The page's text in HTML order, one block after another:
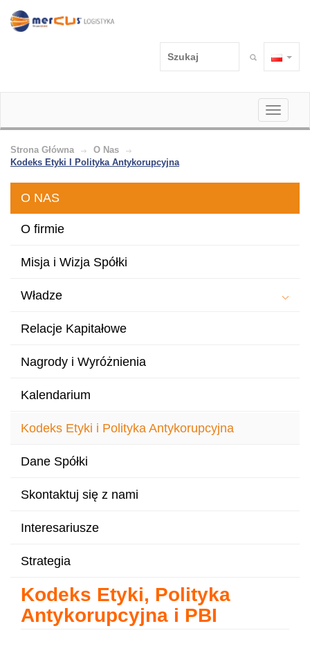
Toggle
Strona Główna
O Nas
Kodeks Etyki I Polityka Antykorupcyjna
O NAS
O firmie
Misja i Wizja Spółki
Władze
Relacje Kapitałowe
Nagrody i Wyróżnienia
Kalendarium
Kodeks Etyki i Polityka Antykorupcyjna
Dane Spółki
Skontaktuj się z nami
Interesariusze
Strategia
Kodeks Etyki, Polityka
Antykorupcyjna i PBI